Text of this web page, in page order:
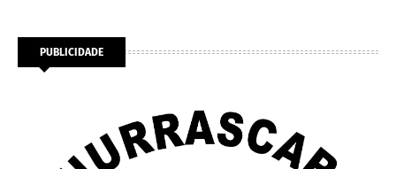
PUBLICIDADE